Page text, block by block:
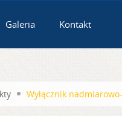
Galeria Kontakt
Wyłącznik